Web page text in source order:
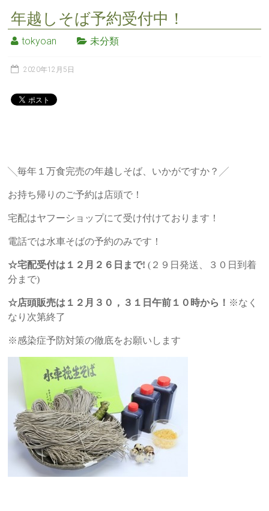
年越しそば予約受付中！
tokyoan 未分類
2020年12月5日
╲毎年１万食完売の年越しそば、いかがですか？╱
お持ち帰りのご予約は店頭で！
宅配はヤフーショップにて受け付けております！
電話では水車そばの予約のみです！
☆宅配受付は１２月２６日まで!(２９日発送、３０日到着
分まで)
☆店頭販売は１２月３０，３１日午前１０時から！ ※なく
なり次第終了
※感染症予防対策の徹底をお願いします